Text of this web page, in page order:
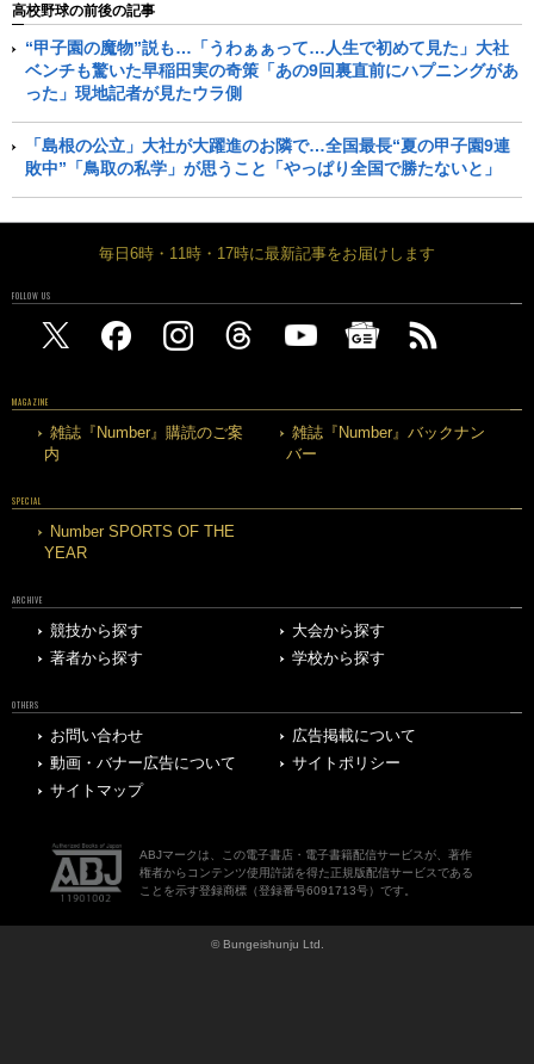
高校野球の前後の記事
“甲子園の魔物”説も…「うわぁぁって…人生で初めて見た」大社
ベンチも驚いた早稲田実の奇策「あの9回裏直前にハプニングがあ
った」現地記者が見たウラ側
「島根の公立」大社が大躍進のお隣で…全国最長“夏の甲子園9連
敗中”「鳥取の私学」が思うこと「やっぱり全国で勝たないと」
毎日6時・11時・17時に最新記事をお届けします
FOLLOW US
MAGAZINE
雑誌『Number』購読のご案
内
雑誌『Number』バックナン
バー
SPECIAL
Number SPORTS OF THE
YEAR
ARCHIVE
競技から探す
大会から探す
著者から探す
学校から探す
OTHERS
お問い合わせ
広告掲載について
動画・バナー広告について
サイトポリシー
サイトマップ
ABJマークは、この電子書店・電子書籍配信サービスが、著作
権者からコンテンツ使用許諾を得た正規版配信サービスである
ことを示す登録商標（登録番号6091713号）です。
© Bungeishunju Ltd.